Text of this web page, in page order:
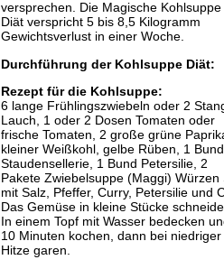
versprechen. Die Magische Kohlsuppe
Diät verspricht 5 bis 8,5 Kilogramm
Gewichtsverlust in einer Woche.
Durchführung der Kohlsuppe Diät:
Rezept für die Kohlsuppe:
6 lange Frühlingszwiebeln oder 2
Lauch, 1 oder 2 Dosen Tomaten oder
frische Tomaten, 2 große grüne
kleiner Weißkohl, gelbe Rüben, 1 Bund
Staudensellerie, 1 Bund Petersilie, 2
Pakete Zwiebelsuppe (Maggi) Würzen
mit Salz, Pfeffer, Curry, Petersilie und
Das Gemüse in kleine Stücke
In einem Topf mit Wasser bedecken
10 Minuten kochen, dann bei niedriger
Hitze garen.